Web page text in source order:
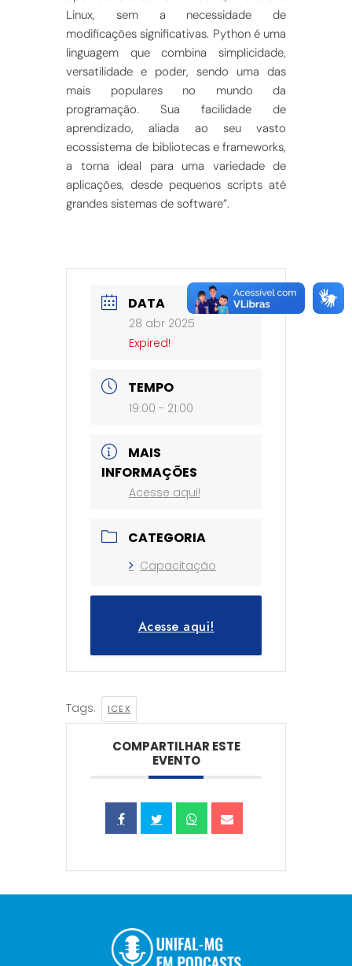
Linux, sem a necessidade de
modificações significativas. Python é uma
linguagem que combina simplicidade,
versatilidade e poder, sendo uma das
mais populares no mundo da
programação. Sua facilidade de
aprendizado, aliada ao seu vasto
ecossistema de bibliotecas e frameworks,
a torna ideal para uma variedade de
aplicações, desde pequenos scripts até
grandes sistemas de software”.
DATA
28 abr 2025
Expired!
TEMPO
19:00 - 21:00
MAIS
INFORMAÇÕES
Acesse aqui!
CATEGORIA
Capacitação
Acesse aqui!
Tags: ICEX
COMPARTILHAR ESTE
EVENTO